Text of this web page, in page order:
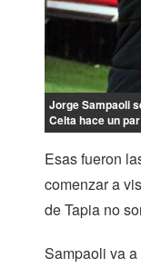
Jorge Sampaoli
Celta hace un
Esas fueron
comenzar a
de Tapia no
Sampaoli va